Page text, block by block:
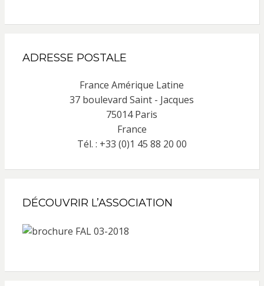
ADRESSE POSTALE
France Amérique Latine
37 boulevard Saint - Jacques
75014 Paris
France
Tél. : +33 (0)1 45 88 20 00
DÉCOUVRIR L’ASSOCIATION